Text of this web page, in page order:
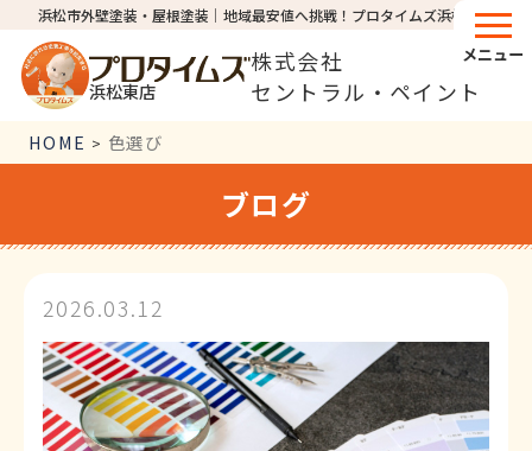
浜松市外壁塗装・屋根塗装│地域最安値へ挑戦！プロタイムズ浜松東店
浜松東店
株式会社
セントラル・ペイント
メニュー
HOME > 色選び
ブログ
2026.03.12